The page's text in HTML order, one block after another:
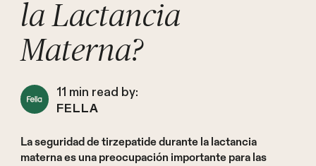
la Lactancia
Materna?
11 min read by:
FELLA
La seguridad de tirzepatide durante la lactancia
materna es una preocupación importante para las